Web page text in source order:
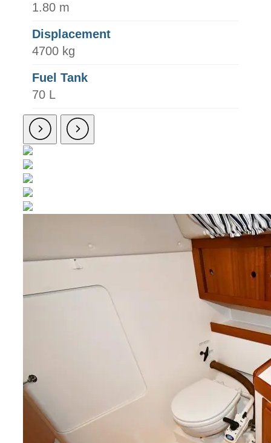
1.80 m
Displacement
4700 kg
Fuel Tank
70 L